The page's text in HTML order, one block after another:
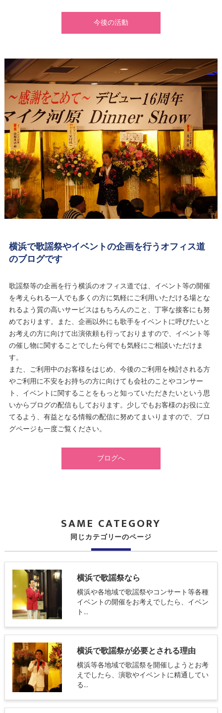
今後の活動
横浜で歌謡祭やイベントの企画を行うオフィス道
のブログです
歌謡祭等の企画を行う横浜のオフィス道では、イベント等の開催
を考えられる一人でも多くの方に気軽にご利用いただける場とな
れるよう質の高いサービスはもちろんのこと、丁寧な接客にも努
めております。また、企画以外にも歌手をイベントに呼びたいと
お考えの方に向けて出演依頼も行っておりますので、イベント等
の催し物に関することでしたら何でも気軽にご相談いただけま
す。
また、ご利用中のお客様をはじめ、今後のご利用を検討される方
やご利用に不安をお持ちの方に向けても会社のことやコンサー
ト、イベントに関することをもっと知っていただきたいという思
いからブログの配信もしております。少しでもお客様のお役に立
てるよう、有益となる情報の配信に努めてまいりますので、ブロ
グページも一度ご覧ください。
ブログへ
同じカテゴリーのページ
SAME CATEGORY
横浜で歌謡祭なら
横浜や各地域で歌謡祭やコンサート等各種
イベントの開催をお考えでしたら、イベン
ト…
横浜で歌謡祭が必要とされる理由
横浜等各地域で歌謡祭を開催しようとお考
えでしたら、演歌やイベントに精通してい
る…